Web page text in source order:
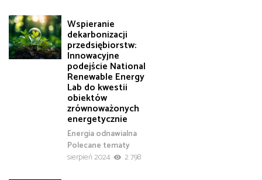
Wspieranie
dekarbonizacji
przedsiębiorstw:
Innowacyjne
podejście National
Renewable Energy
Lab do kwestii
obiektów
zrównoważonych
energetycznie
Energia odnawialna
Polecane tematy
sierpień 2024
2 798